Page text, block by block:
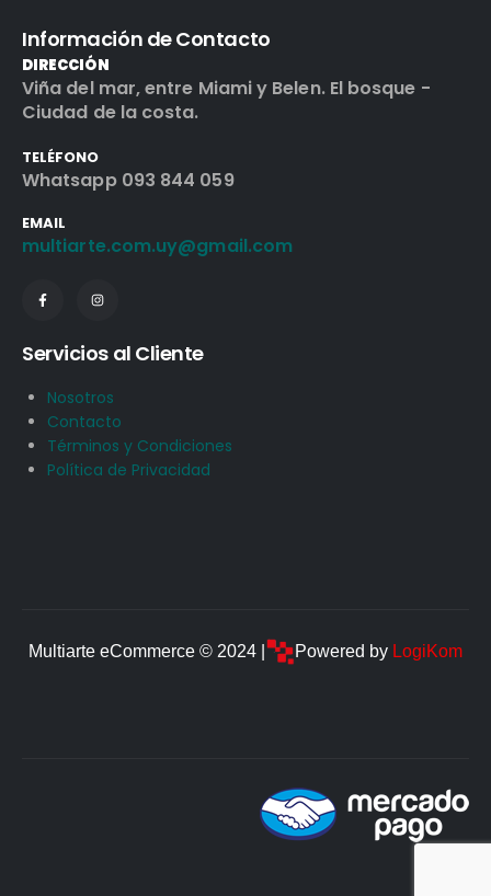
Información de Contacto
DIRECCIÓN
Viña del mar, entre Miami y Belen. El bosque -
Ciudad de la costa.
TELÉFONO
Whatsapp 093 844 059
EMAIL
multiarte.com.uy@gmail.com
Servicios al Cliente
Nosotros
Contacto
Términos y Condiciones
Política de Privacidad
Multiarte eCommerce © 2024 | Powered by LogiKom